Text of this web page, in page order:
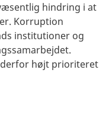
hindring i at
Korruption
institutioner og
højt prioriteret